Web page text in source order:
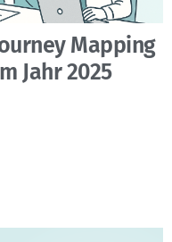
Mapping
Jahr 2025